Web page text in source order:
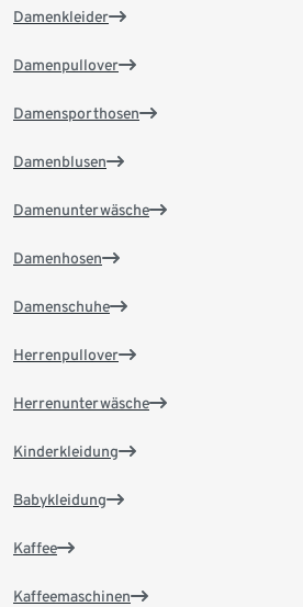
Damenkleider
Damenpullover
Damensporthosen
Damenblusen
Damenunterwäsche
Damenhosen
Damenschuhe
Herrenpullover
Herrenunterwäsche
Kinderkleidung
Babykleidung
Kaffee
Kaffeemaschinen